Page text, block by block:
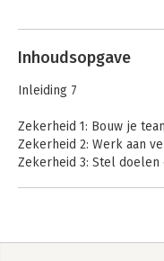
Andere
Lugt
Inhoudsopgave
Inleiding 7
Zekerheid 1: Bouw je
Zekerheid 2: Werk aan
Zekerheid 3: Stel